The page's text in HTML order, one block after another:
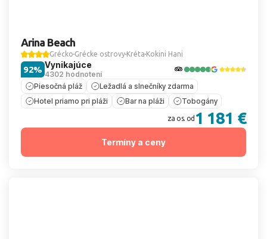
Arina Beach
Grécko Grécke ostrovy Kréta Kokini Hani
Vynikajúce
4302 hodnotení
92%
Piesočná pláž
Ležadlá a slnečníky zdarma
Hotel priamo pri pláži
Bar na pláži Tobogány
za os. od 1 181 €
Termíny a ceny